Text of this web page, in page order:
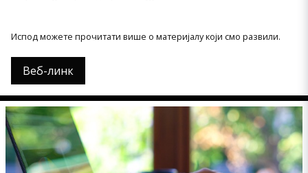
Испод можете прочитати више о материјалу који смо развили.
Веб-линк